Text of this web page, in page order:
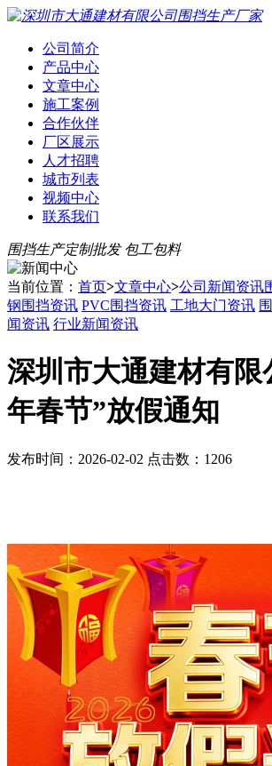
公司简介
产品中心
文章中心
施工案例
合作伙伴
厂区展示
人才招聘
城市列表
视频中心
联系我们
围挡生产定制批发 包工包料
当前位置： 首页>文章中心>公司新闻资讯
钢围挡资讯 PVC围挡资讯 工地大门资讯
闻资讯 行业新闻资讯
深圳市大通建材有限
年春节”放假通知
发布时间：2026-02-02 点击数：1206